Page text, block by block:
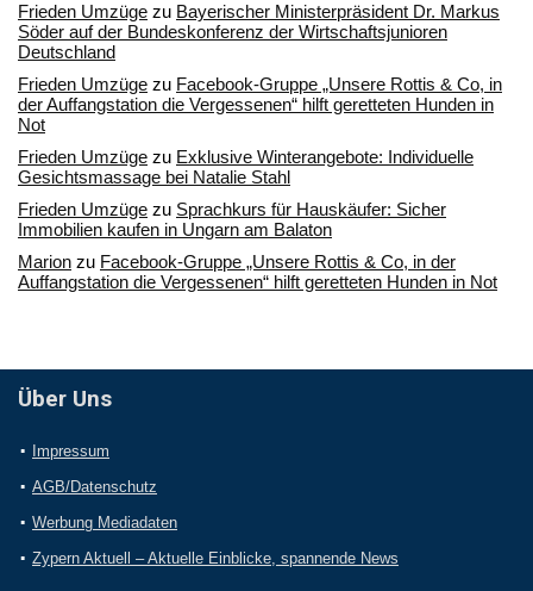
Frieden Umzüge zu Bayerischer Ministerpräsident Dr. Markus
Söder auf der Bundeskonferenz der Wirtschaftsjunioren
Deutschland
Frieden Umzüge zu Facebook-Gruppe „Unsere Rottis & Co, in
der Auffangstation die Vergessenen“ hilft geretteten Hunden in
Not
Frieden Umzüge zu Exklusive Winterangebote: Individuelle
Gesichtsmassage bei Natalie Stahl
Frieden Umzüge zu Sprachkurs für Hauskäufer: Sicher
Immobilien kaufen in Ungarn am Balaton
Marion zu Facebook-Gruppe „Unsere Rottis & Co, in der
Auffangstation die Vergessenen“ hilft geretteten Hunden in Not
Über Uns
Impressum
AGB/Datenschutz
Werbung Mediadaten
Zypern Aktuell – Aktuelle Einblicke, spannende News